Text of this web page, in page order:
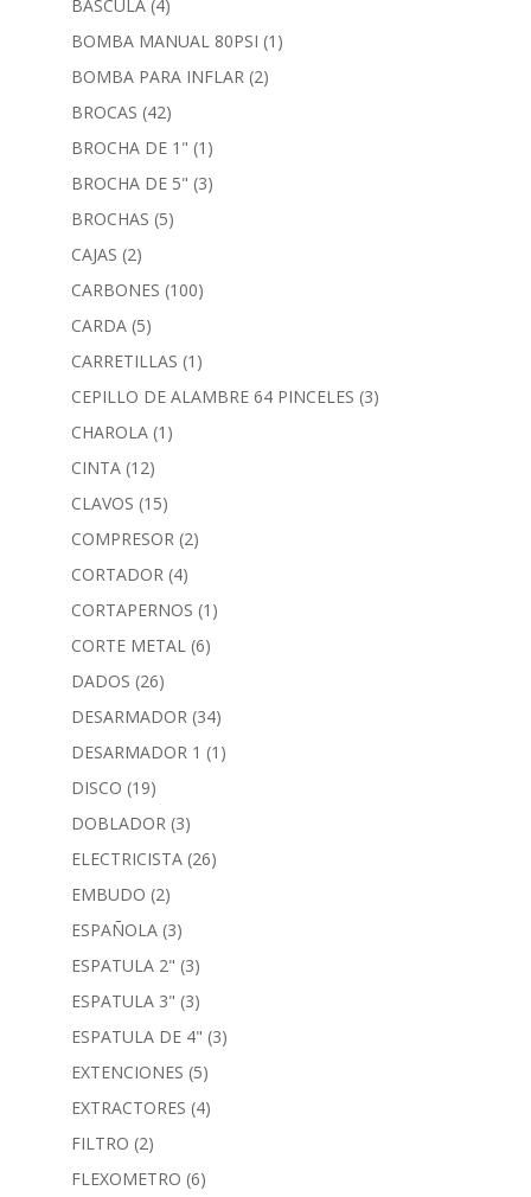
BASCULA (4)
BOMBA MANUAL 80PSI (1)
BOMBA PARA INFLAR (2)
BROCAS (42)
BROCHA DE 1" (1)
BROCHA DE 5" (3)
BROCHAS (5)
CAJAS (2)
CARBONES (100)
CARDA (5)
CARRETILLAS (1)
CEPILLO DE ALAMBRE 64 PINCELES (3)
CHAROLA (1)
CINTA (12)
CLAVOS (15)
COMPRESOR (2)
CORTADOR (4)
CORTAPERNOS (1)
CORTE METAL (6)
DADOS (26)
DESARMADOR (34)
DESARMADOR 1 (1)
DISCO (19)
DOBLADOR (3)
ELECTRICISTA (26)
EMBUDO (2)
ESPAÑOLA (3)
ESPATULA 2" (3)
ESPATULA 3" (3)
ESPATULA DE 4" (3)
EXTENCIONES (5)
EXTRACTORES (4)
FILTRO (2)
FLEXOMETRO (6)